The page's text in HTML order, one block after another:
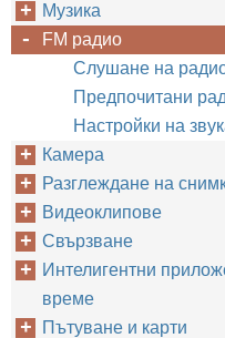
Музика
FM радио
Слушане на
Предпочитани
Настройки на
Камера
Разглеждане на
Видеоклипове
Свързване
Интелигентни
време
Пътуване и карти